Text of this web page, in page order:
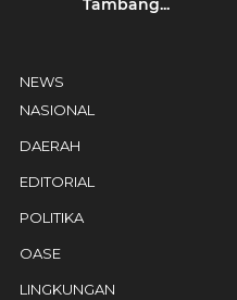
Tambang...
NEWS
NASIONAL
DAERAH
EDITORIAL
POLITIKA
OASE
LINGKUNGAN